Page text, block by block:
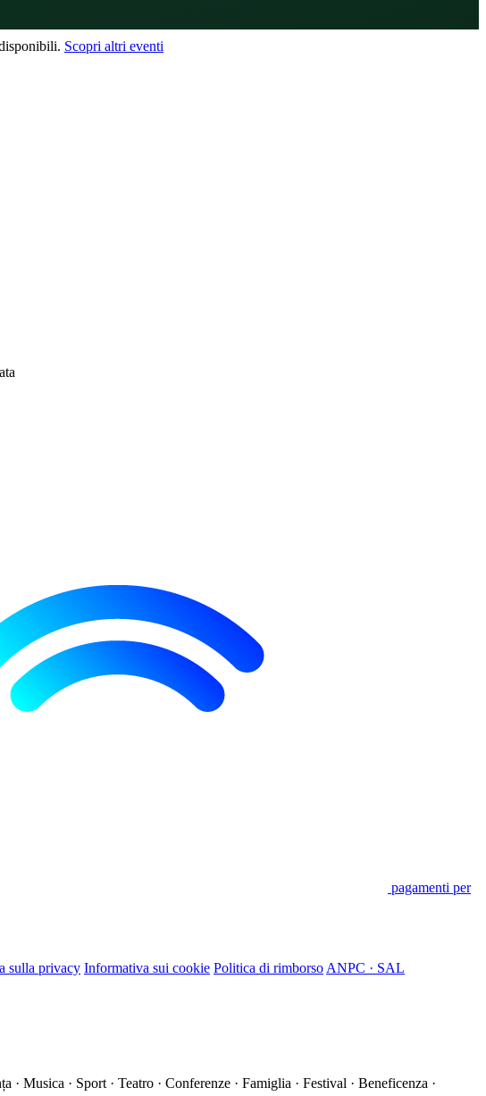
Scopri altri eventi
pagamenti per
sulla privacy Informativa sui cookie Politica di rimborso ANPC · SAL
· Musica · Sport · Teatro · Conferenze · Famiglia · Festival · Beneficenza ·